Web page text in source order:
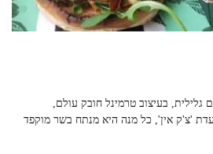
בעיצוב טרמינל חובק עולם,
'צ'ק אין', כל מנה היא מנתח בשר מוקפד